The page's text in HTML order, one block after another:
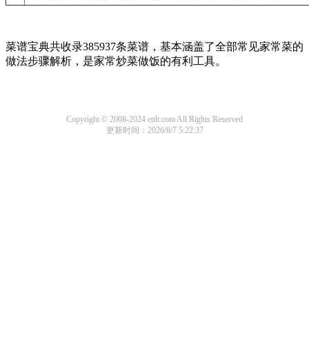
菜谱宝典共收录385937条菜谱，基本涵盖了全部常见家常菜的
做法步骤解析，是家常炒菜做饭的有利工具。
Copyright © 2008-2024 ettlt.com All Rights Reserved
更新时间：2026/8/7 5:22:37